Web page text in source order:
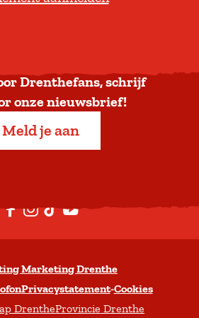
a
a
b
n
Drenthefans, schrijf
onze nieuwsbrief!
Meld je aan
F
a
e
b
I
n
t
a
T
i
T
o
Y
o
t
u
Marketing Drenthe
Privacystatement-Cookies
DrentheProvincie Drenthe